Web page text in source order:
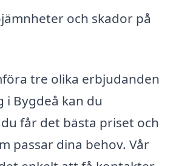
och skador på
tre olika erbjudanden
Bygdeå kan du
får det bästa priset och
passar dina behov. Vår